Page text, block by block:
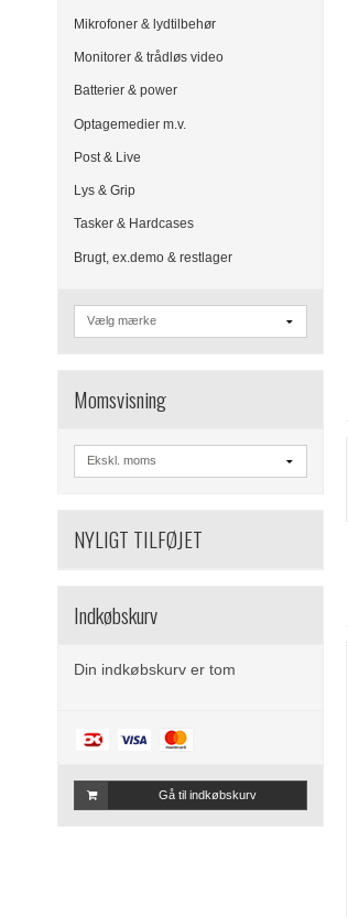
Mikrofoner & lydtilbehør
Monitorer & trådløs video
Batterier & power
Optagemedier m.v.
Post & Live
Lys & Grip
Tasker & Hardcases
Brugt, ex.demo & restlager
Momsvisning
NYLIGT TILFØJET
Indkøbskurv
Din indkøbskurv er tom
Gå til indkøbskurv